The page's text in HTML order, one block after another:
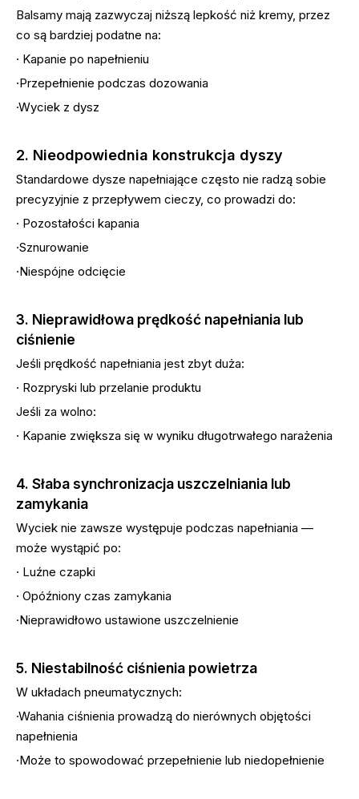
Balsamy mają zazwyczaj niższą lepkość niż kremy, przez
co są bardziej podatne na:
· Kapanie po napełnieniu
·Przepełnienie podczas dozowania
·Wyciek z dysz
2. Nieodpowiednia konstrukcja dyszy
Standardowe dysze napełniające często nie radzą sobie
precyzyjnie z przepływem cieczy, co prowadzi do:
· Pozostałości kapania
·Sznurowanie
·Niespójne odcięcie
3. Nieprawidłowa prędkość napełniania lub
ciśnienie
Jeśli prędkość napełniania jest zbyt duża:
· Rozpryski lub przelanie produktu
Jeśli za wolno:
· Kapanie zwiększa się w wyniku długotrwałego narażenia
4. Słaba synchronizacja uszczelniania lub
zamykania
Wyciek nie zawsze występuje podczas napełniania —
może wystąpić po:
· Luźne czapki
· Opóźniony czas zamykania
·Nieprawidłowo ustawione uszczelnienie
5. Niestabilność ciśnienia powietrza
W układach pneumatycznych:
·Wahania ciśnienia prowadzą do nierównych objętości
napełnienia
·Może to spowodować przepełnienie lub niedopełnienie